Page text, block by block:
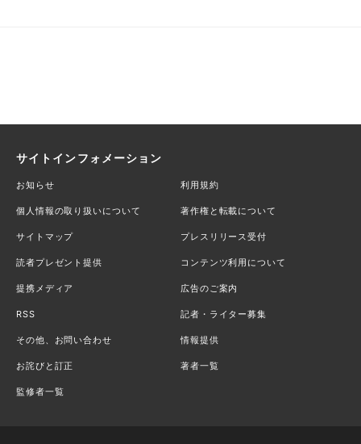
サイトインフォメーション
お知らせ 利用規約
個人情報の取り扱いについて 著作権と転載について
サイトマップ プレスリリース受付
読者プレゼント提供 コンテンツ利用について
提携メディア 広告のご案内
RSS 記者・ライター募集
その他、お問い合わせ 情報提供
お詫びと訂正 著者一覧
監修者一覧